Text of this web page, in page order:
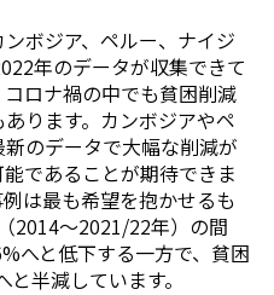
ボジア、ペルー、ナイジ
年のデータが収集できて
ロナ禍の中でも貧困削減
ります。カンボジアやペ
のデータで大幅な削減が
であることが期待できま
は最も希望を抱かせるも
2014〜2021/22年）の間
へと低下する一方で、貧困
半減しています。